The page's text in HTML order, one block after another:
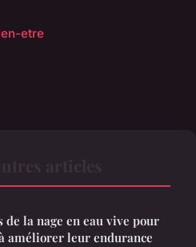
etre
la nage en eau vive pour
améliorer leur endurance